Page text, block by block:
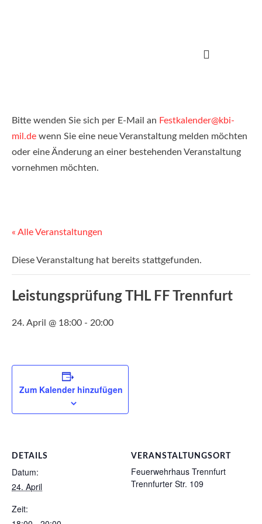
Bitte wenden Sie sich per E-Mail an Festkalender@kbi-
mil.de wenn Sie eine neue Veranstaltung melden möchten
oder eine Änderung an einer bestehenden Veranstaltung
vornehmen möchten.
« Alle Veranstaltungen
Diese Veranstaltung hat bereits stattgefunden.
Leistungsprüfung THL FF Trennfurt
24. April @ 18:00 - 20:00
Zum Kalender hinzufügen
DETAILS
Datum:
24. April
Zeit:
VERANSTALTUNGSORT
Feuerwehrhaus Trennfurt
Trennfurter Str. 109